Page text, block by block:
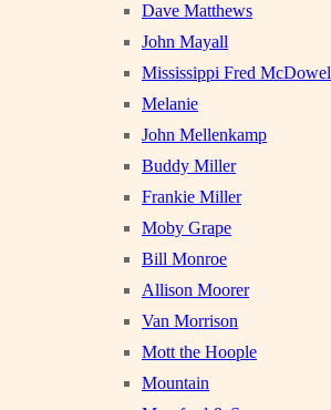
Dave Matthews
John Mayall
Mississippi Fred
Melanie
John Mellenkamp
Buddy Miller
Frankie Miller
Moby Grape
Bill Monroe
Allison Moorer
Van Morrison
Mott the Hoople
Mountain